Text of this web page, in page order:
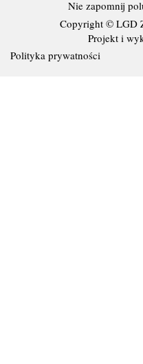
Nie zapomnij
Copyright © LGD
Projekt i
Polityka prywatności